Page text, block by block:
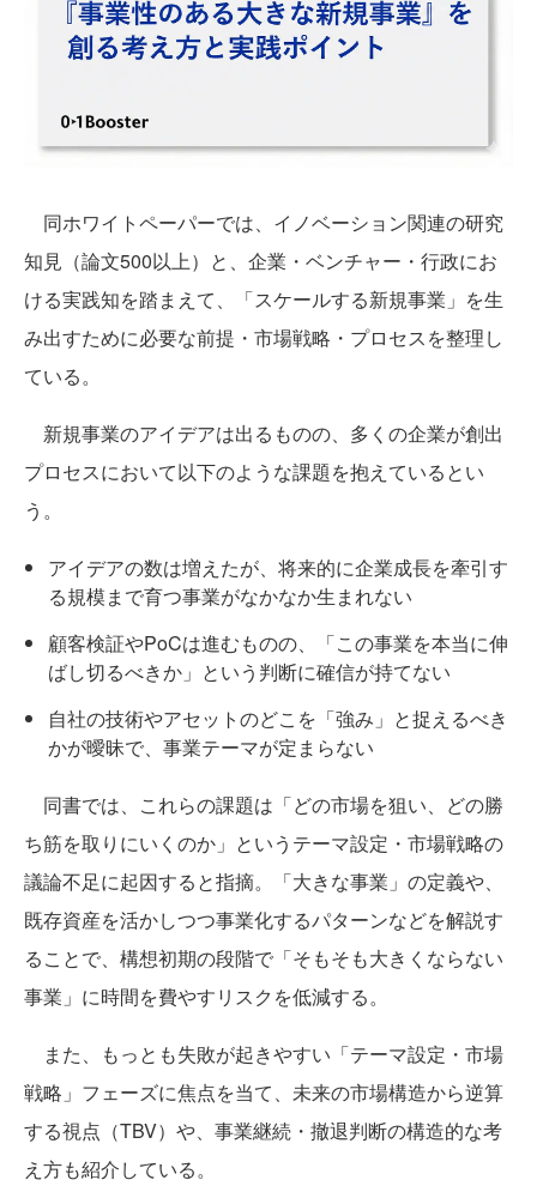
同ホワイトペーパーでは、イノベーション関連の研究
知見（論文500以上）と、企業・ベンチャー・行政にお
ける実践知を踏まえて、「スケールする新規事業」を生
み出すために必要な前提・市場戦略・プロセスを整理し
ている。
新規事業のアイデアは出るものの、多くの企業が創出
プロセスにおいて以下のような課題を抱えているとい
う。
アイデアの数は増えたが、将来的に企業成長を牽引す
る規模まで育つ事業がなかなか生まれない
顧客検証やPoCは進むものの、「この事業を本当に伸
ばし切るべきか」という判断に確信が持てない
自社の技術やアセットのどこを「強み」と捉えるべき
かが曖昧で、事業テーマが定まらない
同書では、これらの課題は「どの市場を狙い、どの勝
ち筋を取りにいくのか」というテーマ設定・市場戦略の
議論不足に起因すると指摘。「大きな事業」の定義や、
既存資産を活かしつつ事業化するパターンなどを解説す
ることで、構想初期の段階で「そもそも大きくならない
事業」に時間を費やすリスクを低減する。
また、もっとも失敗が起きやすい「テーマ設定・市場
戦略」フェーズに焦点を当て、未来の市場構造から逆算
する視点（TBV）や、事業継続・撤退判断の構造的な考
え方も紹介している。